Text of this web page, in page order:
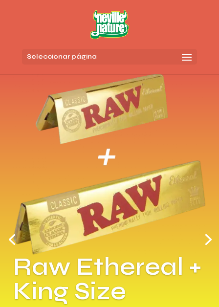
Seleccionar página
Raw Ethereal +
King Size